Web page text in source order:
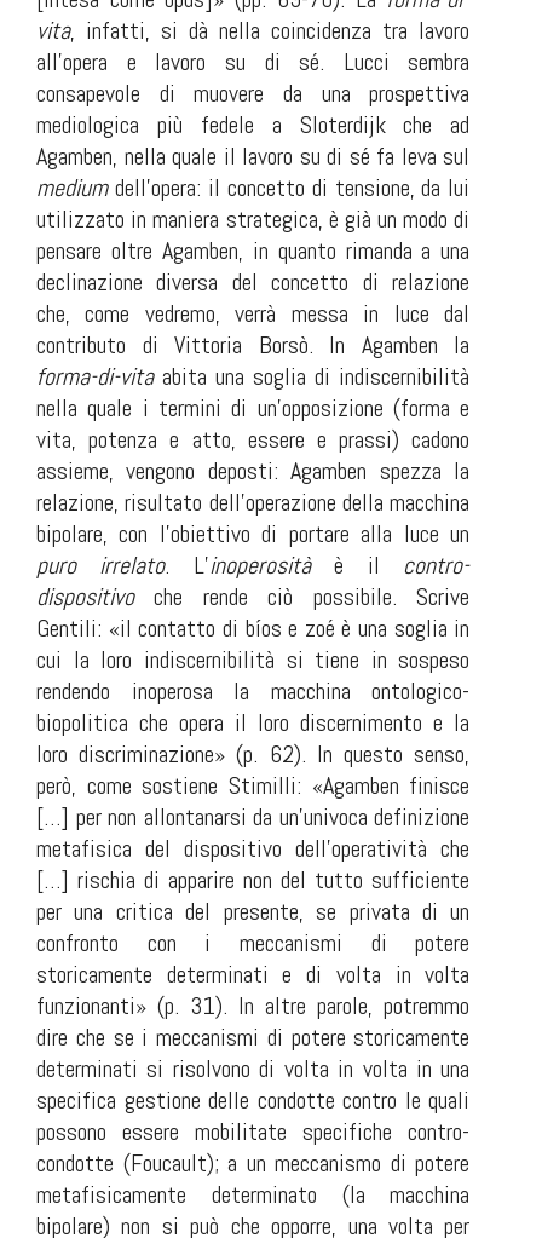
vita, infatti, si dà nella coincidenza tra lavoro
all’opera e lavoro su di sé. Lucci sembra
consapevole di muovere da una prospettiva
mediologica più fedele a Sloterdijk che ad
Agamben, nella quale il lavoro su di sé fa leva sul
mediumdell’opera: il concetto di tensione, da lui
utilizzato in maniera strategica, è già un modo di
pensare oltre Agamben, in quanto rimanda a una
declinazione diversa del concetto di relazione
che, come vedremo, verrà messa in luce dal
contributo di Vittoria Borsò. In Agamben la
forma-di-vitaabita una soglia di indiscernibilità
nella quale i termini di un’opposizione (forma e
vita, potenza e atto, essere e prassi) cadono
assieme, vengono deposti: Agamben spezza la
relazione, risultato dell’operazione della macchina
bipolare, con l’obiettivo di portare alla luce un
puro irrelato. L’inoperositàè il contro-
dispositivoche rende ciò possibile. Scrive
Gentili: «il contatto di bíos e zoé è una soglia in
cui la loro indiscernibilità si tiene in sospeso
rendendo inoperosa la macchina ontologico-
biopolitica che opera il loro discernimento e la
loro discriminazione» (p. 62). In questo senso,
però, come sostiene Stimilli: «Agamben finisce
[…] per non allontanarsi da un’univoca definizione
metafisica del dispositivo dell’operatività che
[…] rischia di apparire non del tutto sufficiente
per una critica del presente, se privata di un
confronto con i meccanismi di potere
storicamente determinati e di volta in volta
funzionanti» (p. 31). In altre parole, potremmo
dire che se i meccanismi di potere storicamente
determinati si risolvono di volta in volta in una
specifica gestione delle condotte contro le quali
possono essere mobilitate specifiche contro-
condotte (Foucault); a un meccanismo di potere
metafisicamente determinato (lamacchina
bipolare) non si può che opporre, una volta per